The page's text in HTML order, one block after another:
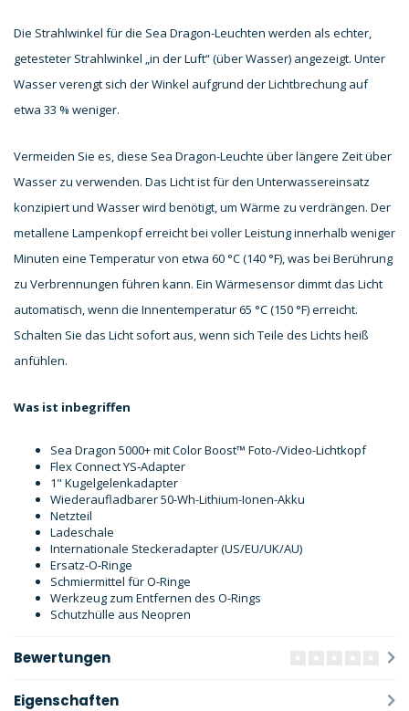
Die Strahlwinkel für die Sea Dragon-Leuchten werden als echter,
getesteter Strahlwinkel „in der Luft“ (über Wasser) angezeigt. Unter
Wasser verengt sich der Winkel aufgrund der Lichtbrechung auf
etwa 33 % weniger.
Vermeiden Sie es, diese Sea Dragon-Leuchte über längere Zeit über
Wasser zu verwenden. Das Licht ist für den Unterwassereinsatz
konzipiert und Wasser wird benötigt, um Wärme zu verdrängen. Der
metallene Lampenkopf erreicht bei voller Leistung innerhalb weniger
Minuten eine Temperatur von etwa 60 °C (140 °F), was bei Berührung
zu Verbrennungen führen kann. Ein Wärmesensor dimmt das Licht
automatisch, wenn die Innentemperatur 65 °C (150 °F) erreicht.
Schalten Sie das Licht sofort aus, wenn sich Teile des Lichts heiß
anfühlen.
Was ist inbegriffen
Sea Dragon 5000+ mit Color Boost™ Foto-/Video-Lichtkopf
Flex Connect YS-Adapter
1" Kugelgelenkadapter
Wiederaufladbarer 50-Wh-Lithium-Ionen-Akku
Netzteil
Ladeschale
Internationale Steckeradapter (US/EU/UK/AU)
Ersatz-O-Ringe
Schmiermittel für O-Ringe
Werkzeug zum Entfernen des O-Rings
Schutzhülle aus Neopren
Bewertungen
Eigenschaften